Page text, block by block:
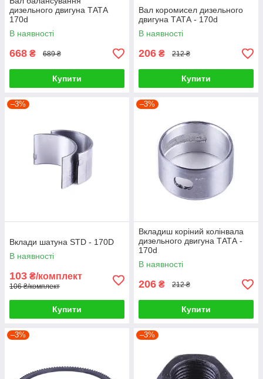
дизельного двигуна ТАТА
170d
В наявності
668 ₴ 689 ₴
Купити
Вал коромисел дизельного
двигуна ТАТА - 170d
В наявності
206 ₴ 212 ₴
Купити
–3%
Вклади шатуна STD - 170D
В наявності
103 ₴/комплект
106 ₴/комплект
Купити
–3%
Вкладиш коріний колінвала
дизельного двигуна ТАТА -
170d
В наявності
206 ₴ 212 ₴
Купити
–3% –3%